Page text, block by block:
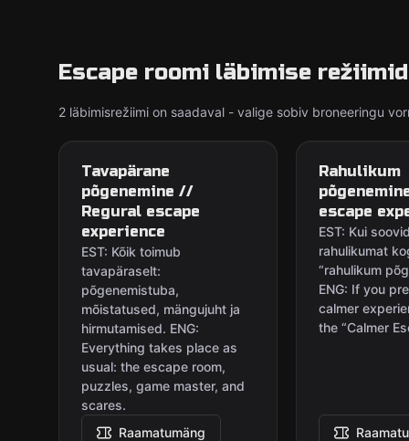
Escape roomi läbimise režiimid
2 läbimisrežiimi on saadaval - valige sobiv broneeringu
Tavapärane
põgenemine //
Regural escape
experience
EST: Kõik toimub
tavapäraselt:
põgenemistuba,
mõistatused, mängujuht ja
hirmutamised. ENG:
Everything takes place as
usual: the escape room,
puzzles, game master, and
scares.
Raamatumäng
Rahulikum
escape
EST: Kui
rahulikumat
“rahulikum
ENG: If you
calmer
the “Calmer